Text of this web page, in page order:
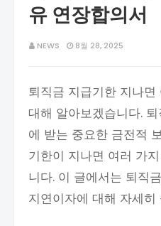
유 연장합의서
NEWS 8월 28, 2025
퇴직금 지급기한 지나
대해 알아보겠습니다.
에 받는 중요한 금전적
기한이 지나면 여러 가
니다. 이 글에서는 퇴직
지연이자에 대해 자세히